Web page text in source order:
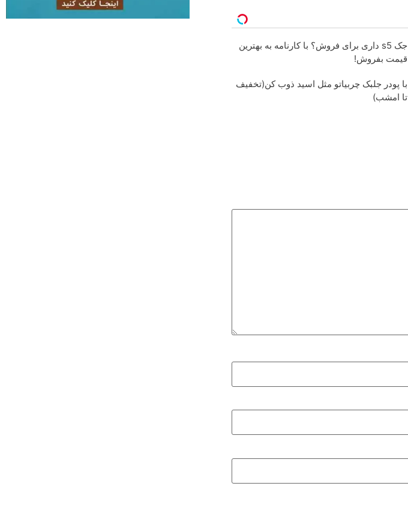
جک s5 داری برای فروش؟ با کارنامه به بهترین
قیمت بفروش!
با پودر جلبک چربیاتو مثل اسید ذوب کن(تخفیف
تا امشب)